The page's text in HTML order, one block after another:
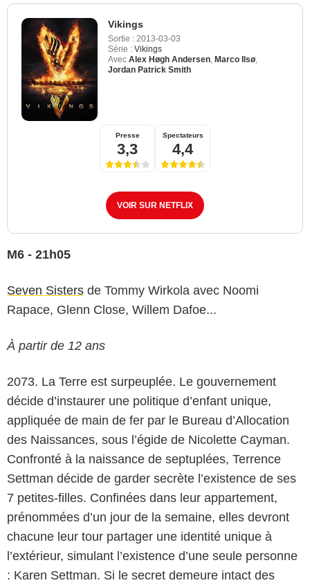
Vikings
Sortie : 2013-03-03
Série : Vikings
Avec Alex Høgh Andersen, Marco Ilsø,
Jordan Patrick Smith
Presse
3,3
Spectateurs
4,4
VOIR SUR NETFLIX
M6 - 21h05
Seven Sisters de Tommy Wirkola avec Noomi
Rapace, Glenn Close, Willem Dafoe...
À partir de 12 ans
2073. La Terre est surpeuplée. Le gouvernement
décide d’instaurer une politique d’enfant unique,
appliquée de main de fer par le Bureau d’Allocation
des Naissances, sous l’égide de Nicolette Cayman.
Confronté à la naissance de septuplées, Terrence
Settman décide de garder secrète l’existence de ses
7 petites-filles. Confinées dans leur appartement,
prénommées d’un jour de la semaine, elles devront
chacune leur tour partager une identité unique à
l’extérieur, simulant l’existence d’une seule personne
: Karen Settman. Si le secret demeure intact des